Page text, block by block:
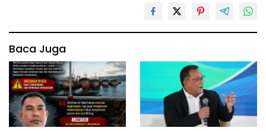
Baca Juga